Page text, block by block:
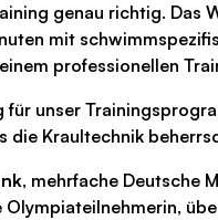
genau richtig. Das
mit
professionellen
für unser
die Kraultechnik
, mehrfache Deutsche
Olympiateilnehmerin,